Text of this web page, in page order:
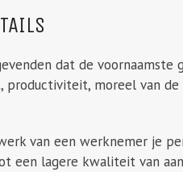
dat de
moreel van
van een werknemer je
een lagere kwaliteit van